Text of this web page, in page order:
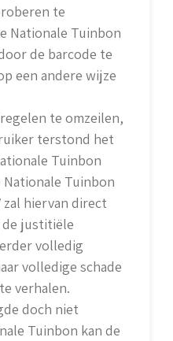
te
Nationale Tuinbon
de barcode te
een andere wijze
te omzeilen,
terstond het
Tuinbon
Tuinbon
hiervan direct
justitiële
volledig
volledige schade
verhalen.
doch niet
Tuinbon kan de